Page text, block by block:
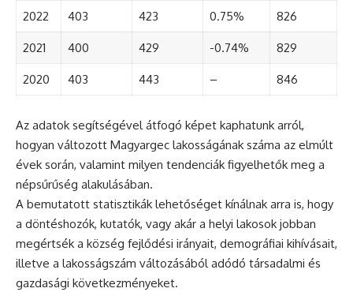
2022 403 423 0.75% 826
2021 400 429 -0.74% 829
2020 403 443 – 846
Az adatok segítségével átfogó képet kaphatunk arról,
hogyan változott Magyargec lakosságának száma az elmúlt
évek során, valamint milyen tendenciák figyelhetők meg a
népsűrűség alakulásában.
A bemutatott statisztikák lehetőséget kínálnak arra is, hogy
a döntéshozók, kutatók, vagy akár a helyi lakosok jobban
megértsék a község fejlődési irányait, demográfiai kihívásait,
illetve a lakosságszám változásából adódó társadalmi és
gazdasági következményeket.